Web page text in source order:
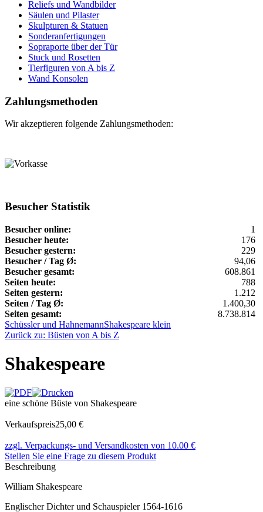
Reliefs und Wandbilder
Säulen und Pilaster
Skulpturen & Statuen
Sonderanfertigungen
Sopraporte über der Tür
Stuck und Rosetten
Tierfiguren von A bis Z
Wand Konsolen
Zahlungsmethoden
Wir akzeptieren folgende Zahlungsmethoden:
Besucher Statistik
Besucher online:
1
Besucher heute:
176
Besucher gestern:
229
Besucher / Tag Ø:
94,06
Besucher gesamt:
608.861
Seiten heute:
788
Seiten gestern:
1.212
Seiten / Tag Ø:
1.400,30
Seiten gesamt:
8.738.814
Schüssler und HahnemannShakespeare klein
Zurück zu: Büsten von A bis Z
Shakespeare
eine schöne Büste von Shakespeare
Verkaufspreis25,00 €
zzgl. Verpackungs- und Versandkosten von 10.00 €
Stellen Sie eine Frage zu diesem Produkt
Beschreibung
William Shakespeare
Englischer Dichter und Schauspieler 1564-1616